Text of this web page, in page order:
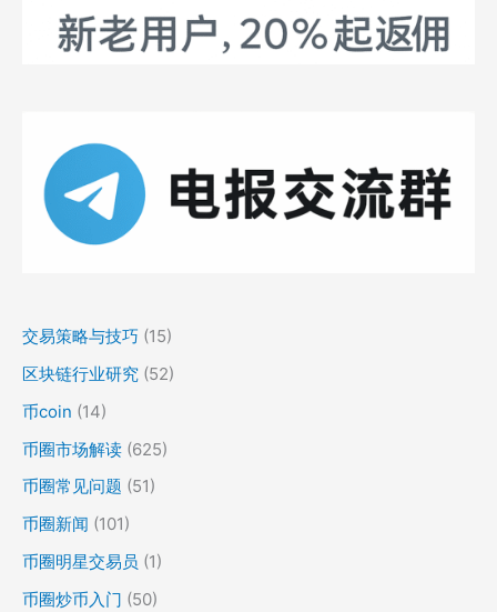
交易策略与技巧 (15)
区块链行业研究 (52)
币coin (14)
币圈市场解读 (625)
币圈常见问题 (51)
币圈新闻 (101)
币圈明星交易员 (1)
币圈炒币入门 (50)